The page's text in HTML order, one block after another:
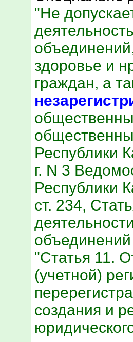
"Не
здоровье и
граждан, а
Республики
г. N 3
Республики
ст. 234,
"Статья 11.
(учетной)
создания и